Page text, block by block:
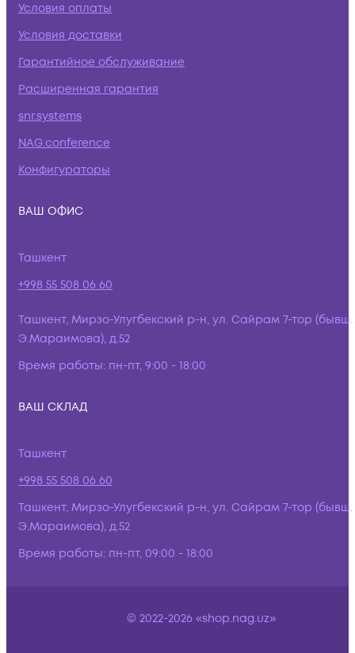
Условия оплаты
Условия доставки
Гарантийное обслуживание
Расширенная гарантия
snr.systems
NAG.conference
Конфигураторы
ВАШ ОФИС
Ташкент
+998 55 508 06 60
Ташкент, Мирзо-Улугбекский р-н, ул. Сайрам 7-тор (бывш.
Э.Мараимова), д.52
Время работы: пн-пт, 9:00 - 18:00
ВАШ СКЛАД
Ташкент
+998 55 508 06 60
Ташкент, Мирзо-Улугбекский р-н, ул. Сайрам 7-тор (бывш.
Э.Мараимова), д.52
Время работы: пн-пт, 09:00 - 18:00
© 2022-2026 «shop.nag.uz»